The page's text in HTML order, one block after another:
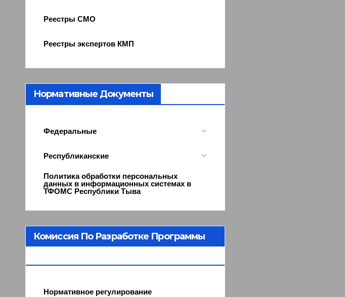
Реестры СМО
Реестры экспертов КМП
Нормативные Документы
Федеральные
Республиканские
Политика обработки персональных
данных в информационных системах в
ТФОМС Республики Тыва
Комиссия По Разработке Программы
Нормативное регулирование